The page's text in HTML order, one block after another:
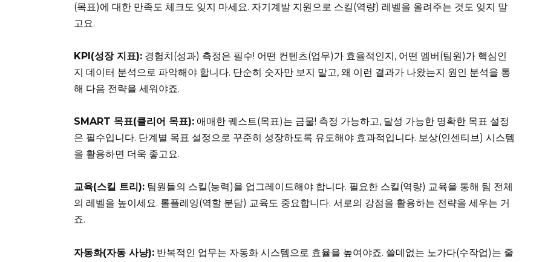
(목표)에 대한 만족도 체크도 잊지 마세요. 자기계발 지원으로 스킬(역량) 레벨을 올려주는 것도 잊지 말
고요.
KPI(성장 지표): 경험치(성과) 측정은 필수! 어떤 컨텐츠(업무)가 효율적인지, 어떤 멤버(팀원)가 핵심인
지 데이터 분석으로 파악해야 합니다. 단순히 숫자만 보지 말고, 왜 이런 결과가 나왔는지 원인 분석을 통
해 다음 전략을 세워야죠.
SMART 목표(클리어 목표): 애매한 퀘스트(목표)는 금물! 측정 가능하고, 달성 가능한 명확한 목표 설정
은 필수입니다. 단계별 목표 설정으로 꾸준히 성장하도록 유도해야 효과적입니다. 보상(인센티브) 시스템
을 활용하면 더욱 좋고요.
교육(스킬 트리): 팀원들의 스킬(능력)을 업그레이드해야 합니다. 필요한 스킬(역량) 교육을 통해 팀 전체
의 레벨을 높이세요. 롤플레잉(역할 분담) 교육도 중요합니다. 서로의 강점을 활용하는 전략을 세우는 거
죠.
자동화(자동 사냥): 반복적인 업무는 자동화 시스템으로 효율을 높여야죠. 쓸데없는 노가다(수작업)는 줄